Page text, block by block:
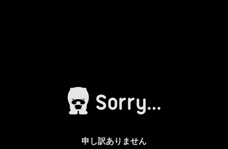
申し訳ありません